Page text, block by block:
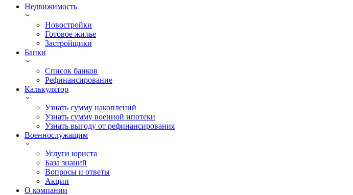
Недвижимость
Новостройки
Готовое жилье
Застройщики
Банки
Список банков
Рефинансирование
Калькулятор
Узнать сумму накоплений
Узнать сумму военной ипотеки
Узнать выгоду от рефинансирования
Военнослужащим
Услуги юриста
База знаний
Вопросы и ответы
Акции
О компании